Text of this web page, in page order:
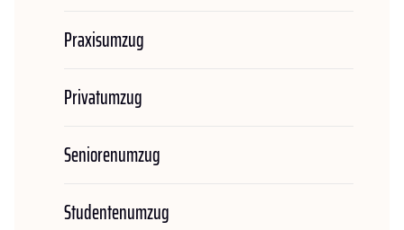
Praxisumzug
Privatumzug
Seniorenumzug
Studentenumzug